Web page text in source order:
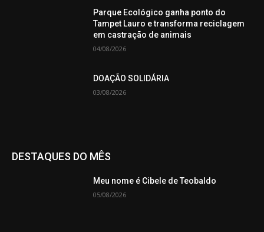
Parque Ecológico ganha ponto do
Tampet Lauro e transforma reciclagem
em castração de animais
04/08/2026
DOAÇÃO SOLIDÁRIA
03/08/2026
DESTAQUES DO MÊS
Meu nome é Cibele de Teobaldo
05/08/2026